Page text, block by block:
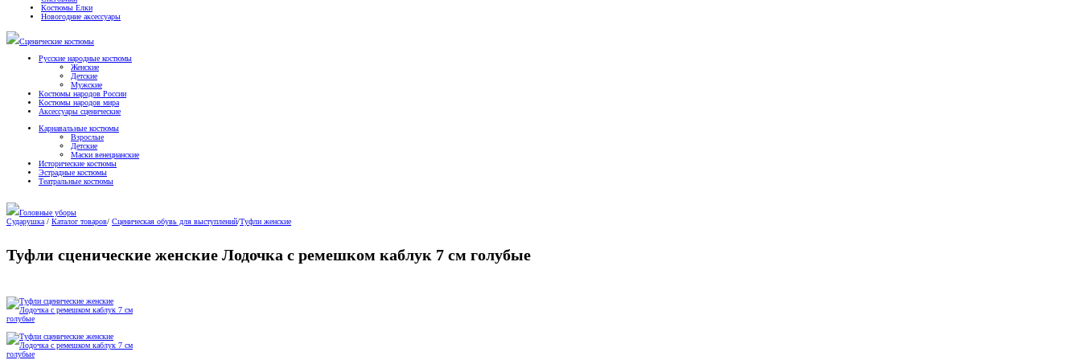
Костюмы Елки
Новогодние аксессуары
Сценические костюмы
Русские народные костюмы
Женские
Детские
Мужские
Костюмы народов России
Костюмы народов мира
Аксессуары сценические
Карнавальные костюмы
Взрослые
Детские
Маски венецианские
Исторические костюмы
Эстрадные костюмы
Театральные костюмы
Головные уборы
Сударушка / Каталог товаров/ Сценическая обувь для выступлений/Туфли женские
Туфли сценические женские Лодочка с ремешком каблук 7 см голубые